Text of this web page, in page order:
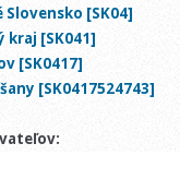
Slovensko [SK04]
kraj [SK041]
[SK0417]
[SK0417524743]